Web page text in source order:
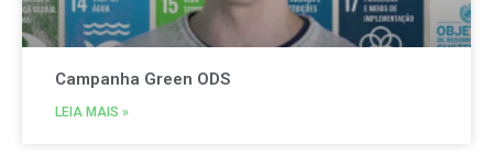
Campanha Green ODS
LEIA MAIS »